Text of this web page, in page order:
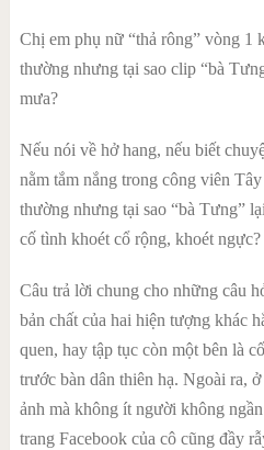
Chị em phụ nữ “thả rông” vòng 1
thường nhưng tại sao clip “bà
mưa?
Nếu nói về hở hang, nếu biết
nằm tắm nắng trong công viên
thường nhưng tại sao “bà Tưng”
cố tình khoét cổ rộng, khoét ngực?
Câu trả lời chung cho những câu
bản chất của hai hiện tượng khác
quen, hay tập tục còn một bên là
trước bàn dân thiên hạ. Ngoài ra,
ảnh mà không ít người không
trang Facebook của cô cũng đầy